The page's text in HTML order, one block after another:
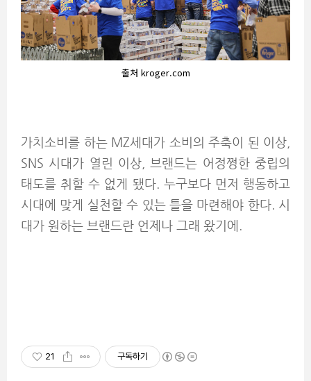
출처 kroger.com
가치소비를 하는 MZ세대가 소비의 주축이 된 이상,
SNS 시대가 열린 이상, 브랜드는 어정쩡한 중립의
태도를 취할 수 없게 됐다. 누구보다 먼저 행동하고
시대에 맞게 실천할 수 있는 틀을 마련해야 한다. 시
대가 원하는 브랜드란 언제나 그래 왔기에.
21 구독하기